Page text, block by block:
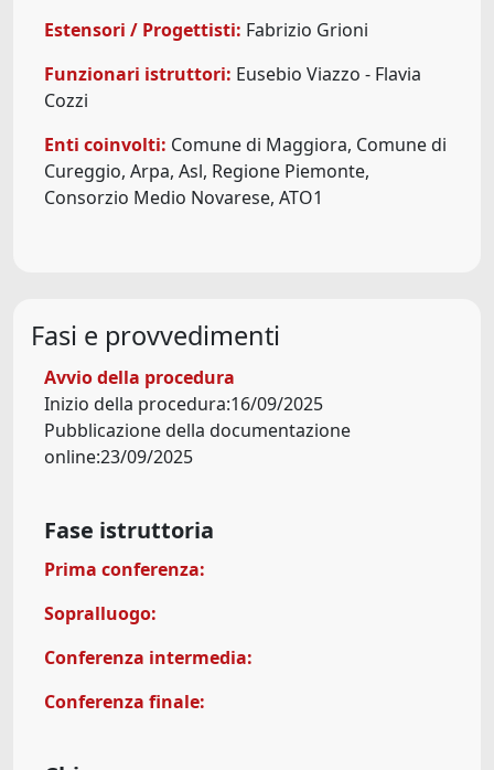
Estensori / Progettisti: Fabrizio Grioni
Funzionari istruttori: Eusebio Viazzo - Flavia
Cozzi
Enti coinvolti: Comune di Maggiora, Comune di
Cureggio, Arpa, Asl, Regione Piemonte,
Consorzio Medio Novarese, ATO1
Fasi e provvedimenti
Avvio della procedura
Inizio della procedura:16/09/2025
Pubblicazione della documentazione
online:23/09/2025
Fase istruttoria
Prima conferenza:
Sopralluogo:
Conferenza intermedia:
Conferenza finale: